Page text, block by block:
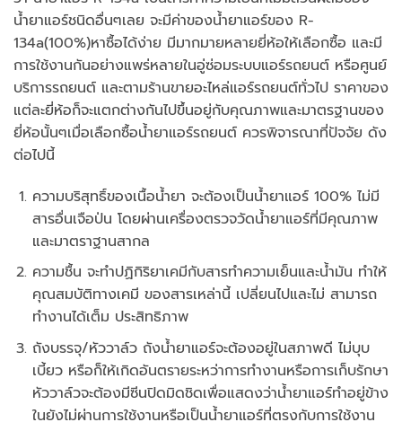
น้ำยาแอร์ชนิดอื่นๆเลย จะมีค่าของน้ำยาแอร์ของ R-
134a(100%)หาซื้อได้ง่าย มีมากมายหลายยี่ห้อให้เลือกซื้อ และมี
การใช้งานกันอย่างแพร่หลายในอู่ซ่อมระบบแอร์รถยนต์ หรือศูนย์
บริการรถยนต์ และตามร้านขายอะไหล่แอร์รถยนต์ทั่วไป ราคาของ
แต่ละยี่ห้อก็จะแตกต่างกันไปขึ้นอยู่กับคุณภาพและมาตรฐานของ
ยี่ห้อนั้นๆเมื่อเลือกซื้อน้ำยาแอร์รถยนต์ ควรพิจารณาที่ปัจจัย ดัง
ต่อไปนี้
ความบริสุทธิ์ของเนื้อน้ำยา จะต้องเป็นน้ำยาแอร์ 100% ไม่มี
สารอื่นเจือป่น โดยผ่านเครื่องตรวจวัดน้ำยาแอร์ที่มีคุณภาพ
และมาตราฐานสากล
ความชื้น จะทำปฏิกิริยาเคมีกับสารทำความเย็นและน้ำมัน ทำให้
คุณสมบัติทางเคมี ของสารเหล่านี้ เปลี่ยนไปและไม่ สามารถ
ทำงานได้เต็ม ประสิทธิภาพ
ถังบรรจุ/หัววาล์ว ถังน้ำยาแอร์จะต้องอยู่ในสภาพดี ไม่บุบ
เบี้ยว หรือก็ให้เกิดอันตรายระหว่าการทำงานหรือการเก็บรักษา
หัววาล์วจะต้องมีซีนปิดมิดชิดเพื่อแสดงว่าน้ำยาแอร์ทำอยู่ข้าง
ในยังไม่ผ่านการใช้งานหรือเป็นน้ำยาแอร์ที่ตรงกับการใช้งาน